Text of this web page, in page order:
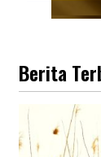
Berita